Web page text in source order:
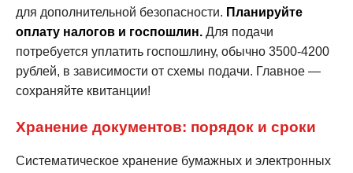
для дополнительной безопасности. Планируйте
оплату налогов и госпошлин. Для подачи
потребуется уплатить госпошлину, обычно 3500-4200
рублей, в зависимости от схемы подачи. Главное —
сохраняйте квитанции!
Хранение документов: порядок и сроки
Систематическое хранение бумажных и электронных